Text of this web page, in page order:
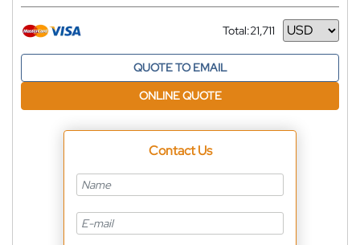
Total:21,711
Currency
QUOTE TO EMAIL
ONLINE QUOTE
Contact Us